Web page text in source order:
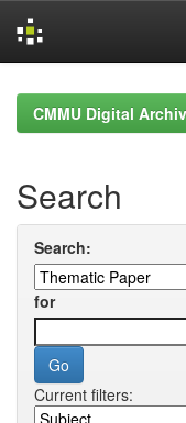
navigationCMMU Digital
Search
Search:
for
Current filters: